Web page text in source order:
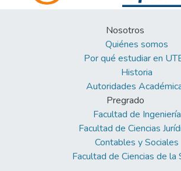
Nosotros
Quiénes somos
Por qué estudiar en
Historia
Autoridades
Pregrado
Facultad de Ingeniería
Facultad de Ciencias
Contables y Sociales
Facultad de Ciencias de la